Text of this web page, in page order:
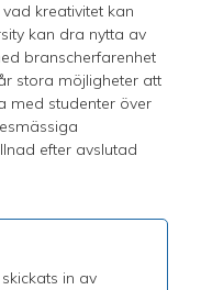
kreativitet kan
kan dra nytta av
branscherfarenhet
stora möjligheter att
med studenter över
efter avslutad
in av